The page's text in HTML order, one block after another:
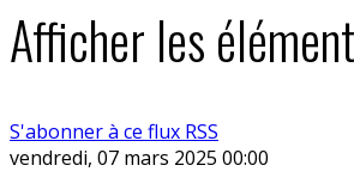
Afficher les
S'abonner à ce flux RSS
vendredi, 07 mars 2025 00:00